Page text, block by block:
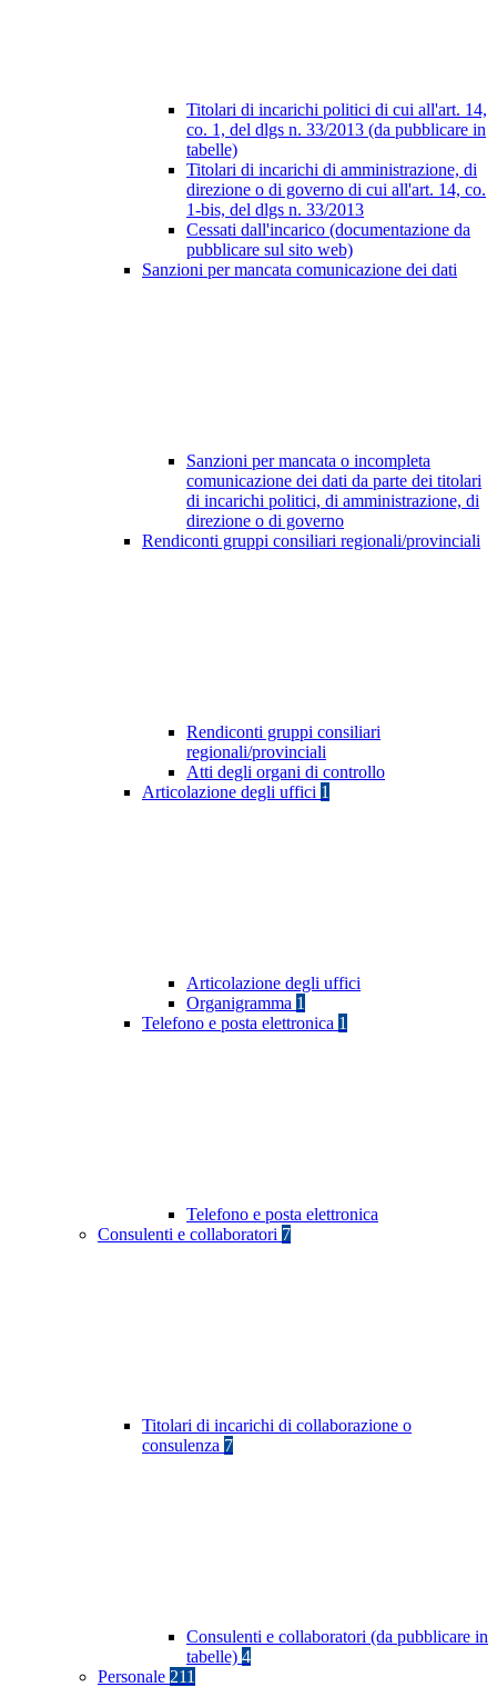
Titolari di incarichi politici di cui all'art. 14,
co. 1, del dlgs n. 33/2013 (da pubblicare in
tabelle)
Titolari di incarichi di amministrazione, di
direzione o di governo di cui all'art. 14, co.
1-bis, del dlgs n. 33/2013
Cessati dall'incarico (documentazione da
pubblicare sul sito web)
Sanzioni per mancata comunicazione dei dati
Sanzioni per mancata o incompleta
comunicazione dei dati da parte dei titolari
di incarichi politici, di amministrazione, di
direzione o di governo
Rendiconti gruppi consiliari regionali/provinciali
Rendiconti gruppi consiliari
regionali/provinciali
Atti degli organi di controllo
Articolazione degli uffici 1
Articolazione degli uffici
Organigramma 1
Telefono e posta elettronica 1
Telefono e posta elettronica
Consulenti e collaboratori 7
Titolari di incarichi di collaborazione o
consulenza 7
Consulenti e collaboratori (da pubblicare in
tabelle) 4
Personale 211